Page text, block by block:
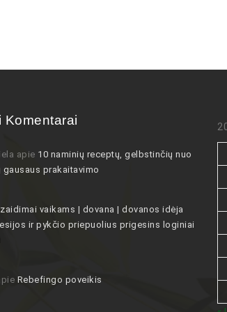
Komentarai
apie 10 naminių receptų, gelbstinčių nuo
gausaus prakaitavimo
vaikams | dovana | dovanos idėja
ir pykčio priepuolius prigesins loginiai
Rebefingo poveikis